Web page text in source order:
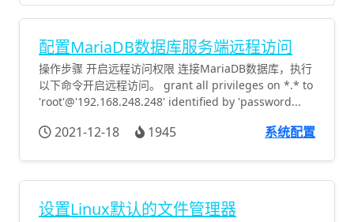
配置MariaDB数据库服务端远程访问
操作步骤 开启远程访问权限 连接MariaDB数据库，执行
以下命令开启远程访问。 grant all privileges on *.* to
'root'@'192.168.248.248' identified by 'password...
2021-12-18 1945 系统配置
设置Linux默认的文件管理器